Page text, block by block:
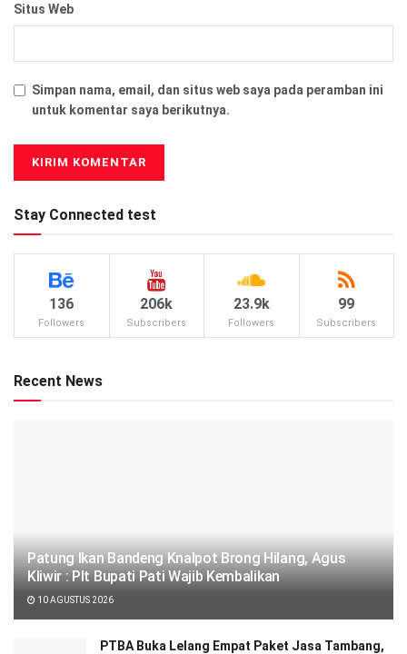
Situs Web
Simpan nama, email, dan situs web saya pada peramban ini
untuk komentar saya berikutnya.
Stay Connected test
136
Followers
206k
Subscribers
23.9k
Followers
99
Subscribers
Recent News
Patung Ikan Bandeng Knalpot Brong Hilang, Agus
Kliwir : Plt Bupati Pati Wajib Kembalikan
10 AGUSTUS 2026
PTBA Buka Lelang Empat Paket Jasa Tambang,